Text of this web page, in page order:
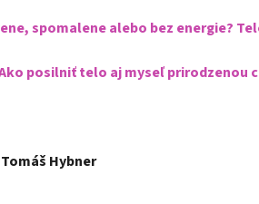
spomalene alebo bez energie?
posilniť telo aj myseľ prirodzenou
Hybner